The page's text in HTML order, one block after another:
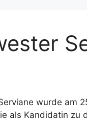
wurde am
als Kandidatin zu